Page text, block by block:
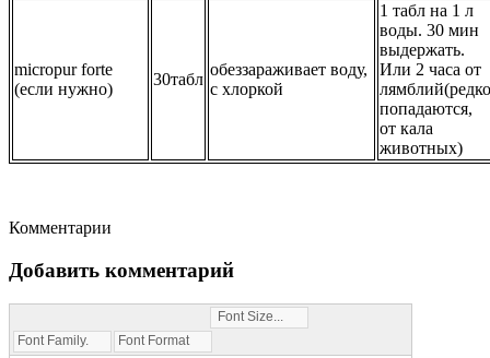
micropur forte
(если нужно)
30табл
обеззараживает воду,
с хлоркой
1 табл на 1 л
воды. 30 мин
выдержать.
Или 2 часа от
лямблий(редко
попадаются,
от кала
животных)
Комментарии
Добавить комментарий
Font Size...
Font Family...
Font Format...